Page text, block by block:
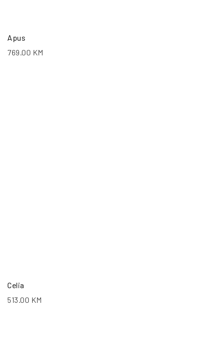
Apus
769.00 KM
Celia
513.00 KM